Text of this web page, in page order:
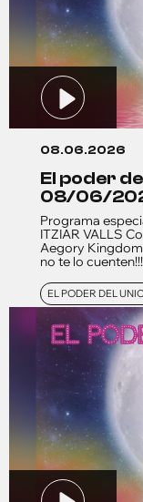
08.06.2026
el poder del unicornio
08/06/
Programa
ITZIAR VALLS
Aegory
no te lo cuenten!!!
EL PODER DEL